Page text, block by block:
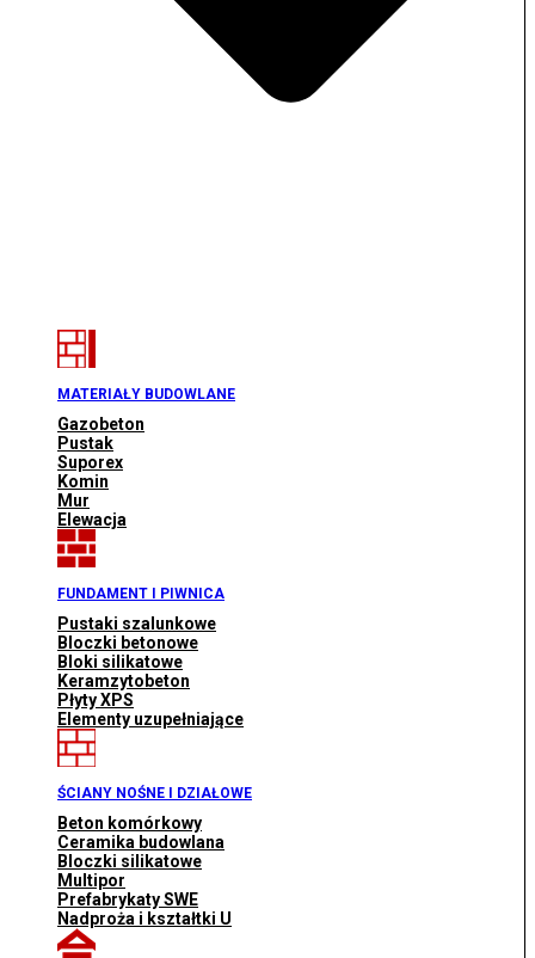
MATERIAŁY BUDOWLANE
Gazobeton
Pustak
Suporex
Komin
Mur
Elewacja
FUNDAMENT I PIWNICA
Pustaki szalunkowe
Bloczki betonowe
Bloki silikatowe
Keramzytobeton
Płyty XPS
Elementy uzupełniające
ŚCIANY NOŚNE I DZIAŁOWE
Beton komórkowy
Ceramika budowlana
Bloczki silikatowe
Multipor
Prefabrykaty SWE
Nadproża i kształtki U